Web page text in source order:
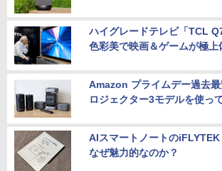
ハイグレードテレビ「TCL
色彩美で映画＆ゲームが極上
Amazon プライムデー過去
ロジェクター3モデルを使っ
AIスマートノートの
なぜ魅力的なのか？